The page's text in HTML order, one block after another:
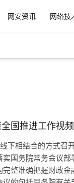
网安资讯 网络技
国推进工作视
下相结合的方式召
国务院常务会议
整准确把握财政